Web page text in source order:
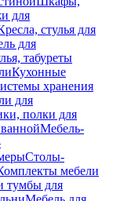
для
стулья для
для
табуреты
Кухонные
хранения
для
полки для
Мебель-
Столы-
мебели
тумбы для